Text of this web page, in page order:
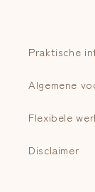
Praktische
Algemene
Flexibele
Disclaimer